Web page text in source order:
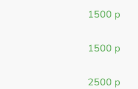
1500 р
1500 р
2500 р